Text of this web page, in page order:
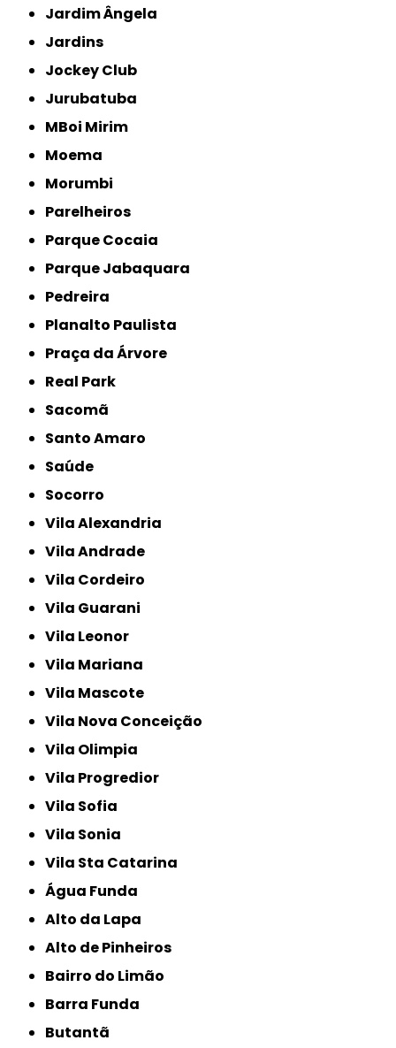
Jardim Ângela
Jardins
Jockey Club
Jurubatuba
MBoi Mirim
Moema
Morumbi
Parelheiros
Parque Cocaia
Parque Jabaquara
Pedreira
Planalto Paulista
Praça da Árvore
Real Park
Sacomã
Santo Amaro
Saúde
Socorro
Vila Alexandria
Vila Andrade
Vila Cordeiro
Vila Guarani
Vila Leonor
Vila Mariana
Vila Mascote
Vila Nova Conceição
Vila Olimpia
Vila Progredior
Vila Sofia
Vila Sonia
Vila Sta Catarina
Água Funda
Alto da Lapa
Alto de Pinheiros
Bairro do Limão
Barra Funda
Butantã